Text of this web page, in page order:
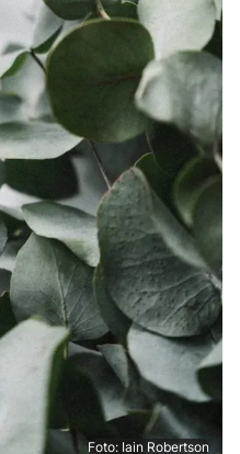
Foto: Iain Robertson